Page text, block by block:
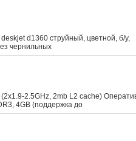
d1360 струйный, цветной, б/у,
чернильных
2.5GHz, 2mb L2 cache)
4GB (поддержка до